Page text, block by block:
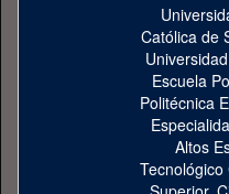
Católica de
Escuela
Politécnica
Altos